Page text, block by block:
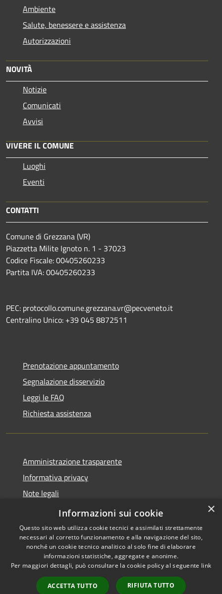
Ambiente
Salute, benessere e assistenza
Autorizzazioni
NOVITÀ
Notizie
Comunicati
Avvisi
VIVERE IL COMUNE
Luoghi
Eventi
CONTATTI
Comune di Grezzana (VR)
Piazzetta Milite Ignoto n. 1 - 37023
Codice Fiscale: 00405260233
Partita IVA: 00405260233
PEC: protocollo.comune.grezzana.vr@pecveneto.it
Centralino Unico: +39 045 8872511
Prenotazione appuntamento
Segnalazione disservizio
Leggi le FAQ
Richiesta assistenza
Amministrazione trasparente
Informativa privacy
Note legali
Dichiarazione di accessibilità
Accessibilità
Copyright © 2026 • Comune di
Grezzana • Powered by
Municipium•
Accesso
×
Informazioni sui cookie
Questo sito web utilizza cookie tecnici e assimilati strettamente
necessari al corretto funzionamento e alla navigazione del sito,
nonché un cookie tecnico analitico al solo fine di elaborare
informazioni statistiche, aggregate e anonime.
Per maggiori dettagli, può consultare la cookie policy al seguente link
ACCETTA TUTTO RIFIUTA TUTTO